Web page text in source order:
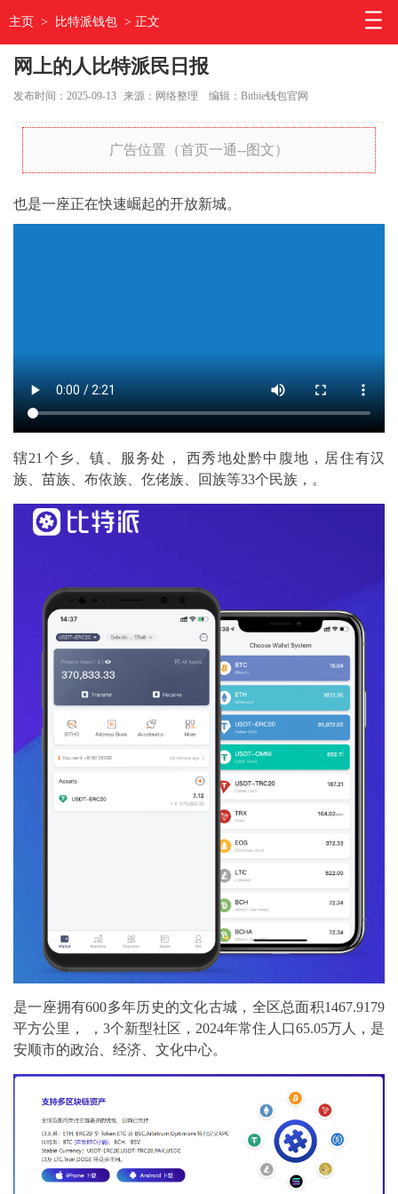
主页 > 比特派钱包 > 正文
网上的人比特派民日报
发布时间：2025-09-13 来源：网络整理 编辑：Bitbie钱包官网
广告位置（首页一通--图文）
也是一座正在快速崛起的开放新城。
辖21个乡、镇、服务处， 西秀地处黔中腹地，居住有汉
族、苗族、布依族、仡佬族、回族等33个民族，。
是一座拥有600多年历史的文化古城，全区总面积1467.9179
平方公里， ，3个新型社区，2024年常住人口65.05万人，是
安顺市的政治、经济、文化中心。